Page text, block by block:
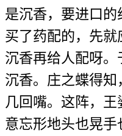
是沉香，要进口的
买了药配的，先
沉香再给人配呀
沉香。庄之蝶得
几回嘴。这阵，
意忘形地头也晃